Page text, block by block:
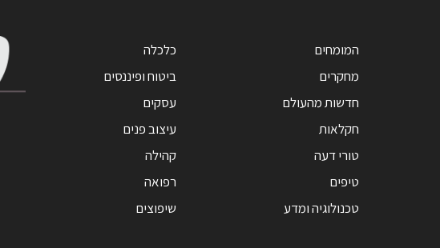
המומחים
מחקרים
חדשות מהעולם
חקלאות
טורי דעה
טיפים
טכנולוגיה ומדע
כלכלה
ביטוח ופיננסים
עסקים
עיצוב פנים
קהילה
רפואה
שיפוצים